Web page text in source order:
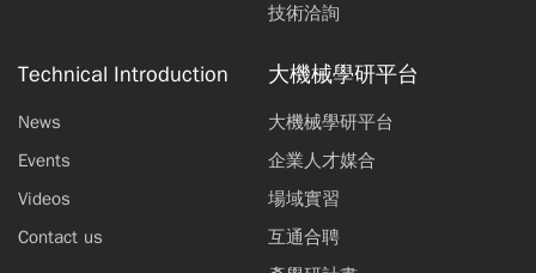
技術洽詢
Technical Introduction
News
Events
Videos
Contact us
大機械學研平台
大機械學研平台
企業人才媒合
場域實習
互通合聘